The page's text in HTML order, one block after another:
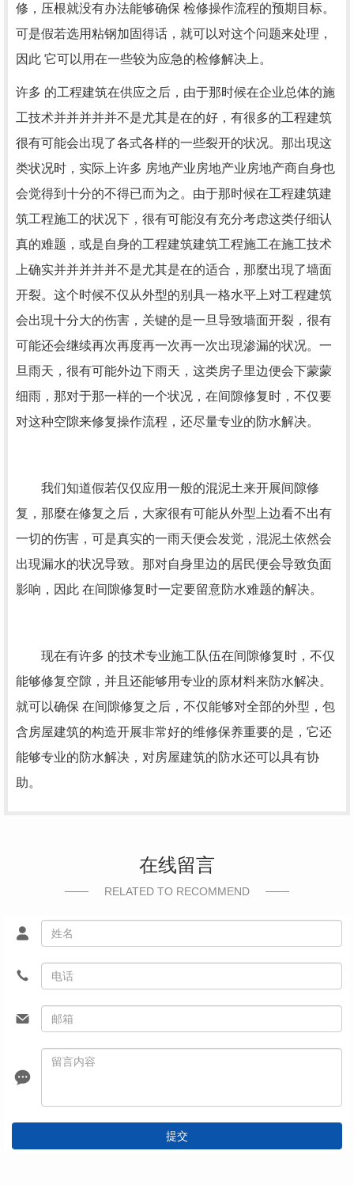
修，压根就没有办法能够确保 检修操作流程的预期目标。
可是假若选用粘钢加固得话，就可以对这个问题来处理，
因此 它可以用在一些较为应急的检修解决上。
许多 的工程建筑在供应之后，由于那时候在企业总体的施
工技术并并并并并不是尤其是在的好，有很多的工程建筑
很有可能会出現了各式各样的一些裂开的状况。那出現这
类状况时，实际上许多 房地产业房地产业房地产商自身也
会觉得到十分的不得已而为之。由于那时候在工程建筑建
筑工程施工的状况下，很有可能沒有充分考虑这类仔细认
真的难题，或是自身的工程建筑建筑工程施工在施工技术
上确实并并并并并不是尤其是在的适合，那麼出現了墙面
开裂。这个时候不仅从外型的别具一格水平上对工程建筑
会出現十分大的伤害，关键的是一旦导致墙面开裂，很有
可能还会继续再次再度再一次再一次出現渗漏的状况。一
旦雨天，很有可能外边下雨天，这类房子里边便会下蒙蒙
细雨，那对于那一样的一个状况，在间隙修复时，不仅要
对这种空隙来修复操作流程，还尽量专业的防水解决。
我们知道假若仅仅应用一般的混泥土来开展间隙修
复，那麼在修复之后，大家很有可能从外型上边看不出有
一切的伤害，可是真实的一雨天便会发觉，混泥土依然会
出現漏水的状况导致。那对自身里边的居民便会导致负面
影响，因此 在间隙修复时一定要留意防水难题的解决。
现在有许多 的技术专业施工队伍在间隙修复时，不仅
能够修复空隙，并且还能够用专业的原材料来防水解决。
就可以确保 在间隙修复之后，不仅能够对全部的外型，包
含房屋建筑的构造开展非常好的维修保养重要的是，它还
能够专业的防水解决，对房屋建筑的防水还可以具有协
助。
在线留言
RELATED TO RECOMMEND
提交